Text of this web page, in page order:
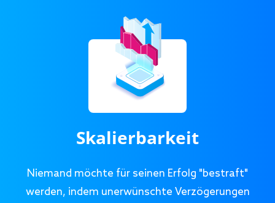
Skalierbarkeit
Niemand möchte für seinen Erfolg "bestraft"
werden, indem unerwünschte Verzögerungen